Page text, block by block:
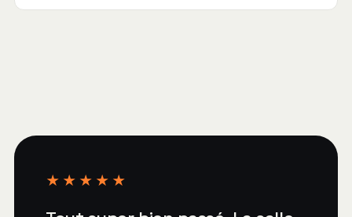
parkings publics se trouvent à proximité pour
★★★★★